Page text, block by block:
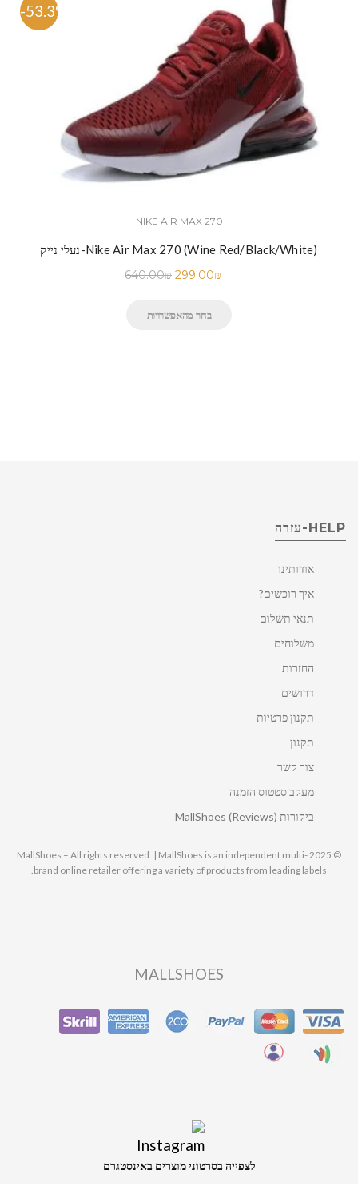
-53.3%
NIKE AIR MAX 270
נעלי נייק-Nike Air Max 270 (Wine Red/Black/White)
640.00₪ 299.00₪
בחר מהאפשרויות
HELP-עזרה
אודותינו
איך רוכשים?
תנאי תשלום
משלוחים
החזרות
דרושים
תקנון פרטיות
תקנון
צור קשר
מעקב סטטוס הזמנה
ביקורות MallShoes (Reviews)
© 2025 MallShoes – All rights reserved. | MallShoes is an independent multi-
brand online retailer offering a variety of products from leading labels.
MALLSHOES
לצפייה בסרטוני מוצרים באינסטגרם